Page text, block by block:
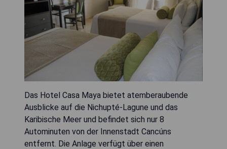
Das Hotel Casa Maya bietet atemberaubende
Ausblicke auf die Nichupté-Lagune und das
Karibische Meer und befindet sich nur 8
Autominuten von der Innenstadt Cancúns
entfernt. Die Anlage verfügt über einen